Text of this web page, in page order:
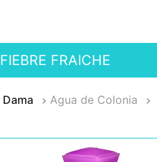
FIEBRE FRAICHE
Dama Agua de Colonia